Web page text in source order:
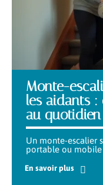
Monte-
les aidants :
au quotidien
Un monte-escalier
portable ou
En savoir plus